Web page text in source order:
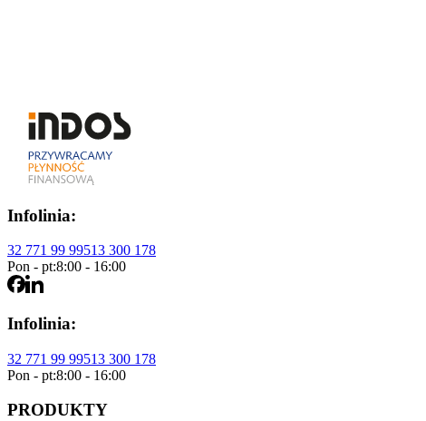
Wyślij formularz
Infolinia:
32 771 99 99513 300 178
Pon - pt:8:00 - 16:00
Infolinia:
32 771 99 99513 300 178
Pon - pt:8:00 - 16:00
PRODUKTY